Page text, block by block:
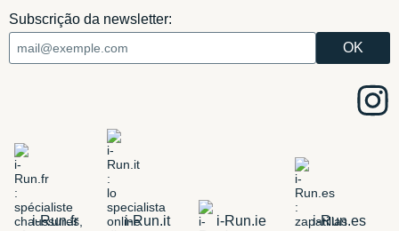
Subscrição da newsletter:
i-Run.fr i-Run.it i-Run.ie i-Run.es